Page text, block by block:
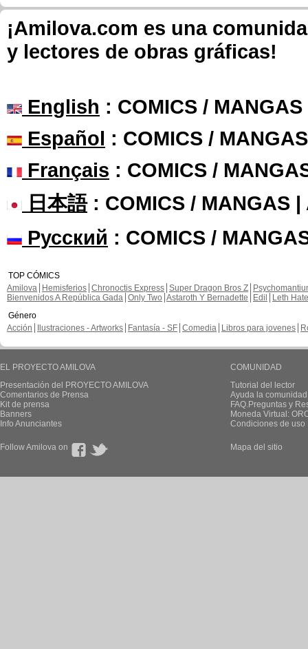
¡Amilova.com es una
y lectores de obras gráficas!
English : COMICS /
Español : COMICS /
Français : COMICS /
日本語: COMICS / MANGAS |
Русский : COMICS /
TOP CÓMICS
Amilova
Hemisferios Chronoctis Express Super Dragon Bros Z
Bienvenidos A República Gada Only Two Astaroth Y Bernadette Edil
Leth Hate
Género
Acción
Ilustraciones - Artworks Fantasía - SF Comedia Libros para jovenes
EL PROYECTO AMILOVA
Presentación del PROYECTO AMILOVA
Comentarios de Prensa
Kit de prensa
Banners
Info Anunciantes
COMUNIDAD
Tutorial del lector
Ayuda la
FAQ.Preguntas y
Moneda Virtual:
Condiciones de uso
Follow Amilova on Mapa del sitio